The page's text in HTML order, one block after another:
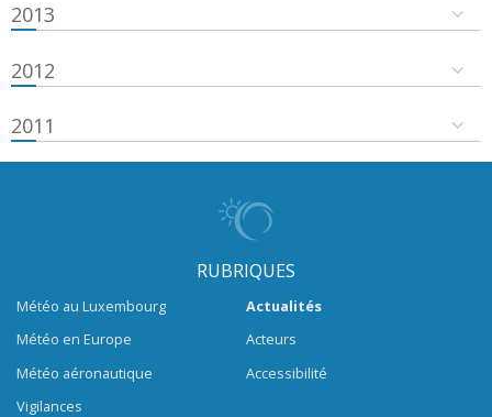
2013
2012
2011
RUBRIQUES
Météo au Luxembourg
Météo en Europe
Météo aéronautique
Vigilances
Actualités
Acteurs
Accessibilité